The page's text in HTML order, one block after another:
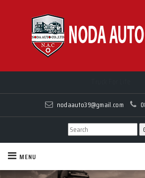
nodaauto39@gmail.com
MENU